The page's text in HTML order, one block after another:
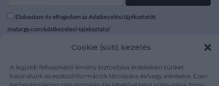
Cookie (süti) kezelés
A legjobb felhasználói élmény biztosítása érdekében sütiket
használunk az eszközinformációk tárolására és/vagy elérésére. Ezen
Elolvastam és elfogadom az Adatkezelési tájékoztatót:
mutargy.com/adatkezelesi-tajekoztato/
Médiaajánlat
Karrier
Áraink
ÁSZF
Adatvédelem